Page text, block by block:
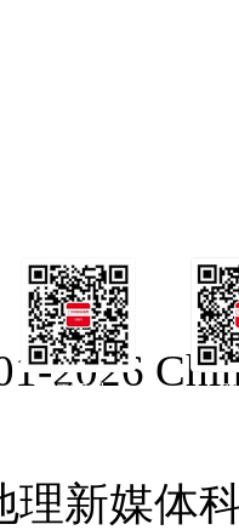
订阅号
2026
理新媒体